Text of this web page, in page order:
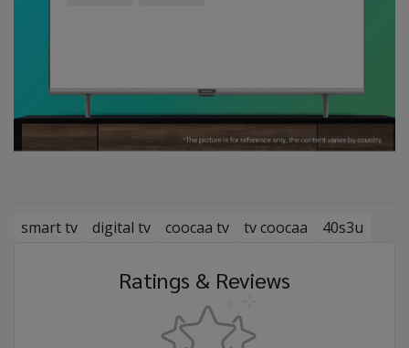
smart tv digital tv coocaa tv tv coocaa 40s3u
Ratings & Reviews